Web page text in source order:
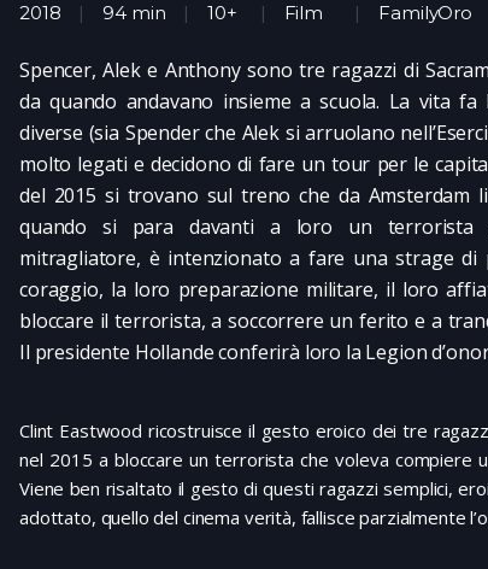
2018 94 min 10+ Film FamilyOro
Spencer, Alek e Anthony sono tre ragazzi di
da quando andavano insieme a scuola. La vita
diverse (sia Spender che Alek si arruolano
molto legati e decidono di fare un tour per le
del 2015 si trovano sul treno che da Amsterdam
quando si para davanti a loro un terrorista
mitragliatore, è intenzionato a fare una strage di
coraggio, la loro preparazione militare, il loro
bloccare il terrorista, a soccorrere un ferito e a
Il presidente Hollande conferirà loro la Legion
Clint Eastwood ricostruisce il gesto eroico dei tre
nel 2015 a bloccare un terrorista che voleva compiere
Viene ben risaltato il gesto di questi ragazzi semplici,
adottato, quello del cinema verità, fallisce parzialmente